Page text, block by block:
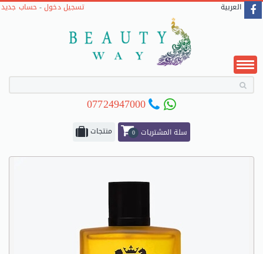
تسجيل دخول-حساب جديد العربية
07724947000
منتجات 0 سلة المشتريات